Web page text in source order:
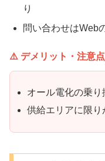
り
問い合わせはWeb
⚠️ デメリット・注意点
オール電化の乗
供給エリアに限り